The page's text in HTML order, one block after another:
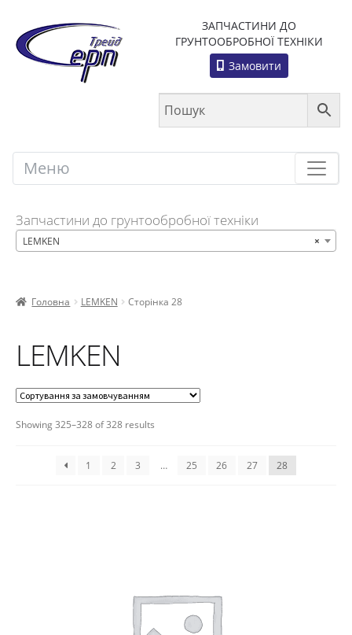
ЗАПЧАСТИНИ ДО
ГРУНТООБРОБНОЇ ТЕХНІКИ
Замовити
Меню Меню
Запчастини до грунтообробної техніки
×
LEMKEN
Головна LEMKEN Сторінка 28
LEMKEN
Showing 325–328 of 328 results
1 2 3 … 25 26 27 28